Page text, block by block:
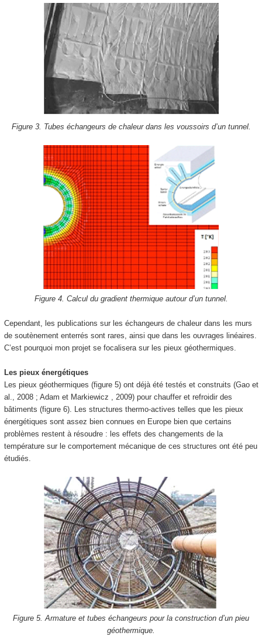
Figure 3. Tubes échangeurs de chaleur dans les voussoirs d’un tunnel.
Figure 4. Calcul du gradient thermique autour d’un tunnel.
Cependant, les publications sur les échangeurs de chaleur dans les murs
de soutènement enterrés sont rares, ainsi que dans les ouvrages linéaires.
C’est pourquoi mon projet se focalisera sur les pieux géothermiques.
Les pieux énergétiques
Les pieux géothermiques (figure 5) ont déjà été testés et construits (Gao et
al., 2008 ; Adam et Markiewicz , 2009) pour chauffer et refroidir des
bâtiments (figure 6). Les structures thermo-actives telles que les pieux
énergétiques sont assez bien connues en Europe bien que certains
problèmes restent à résoudre : les effets des changements de la
température sur le comportement mécanique de ces structures ont été peu
étudiés.
Figure 5. Armature et tubes échangeurs pour la construction d’un pieu
géothermique.